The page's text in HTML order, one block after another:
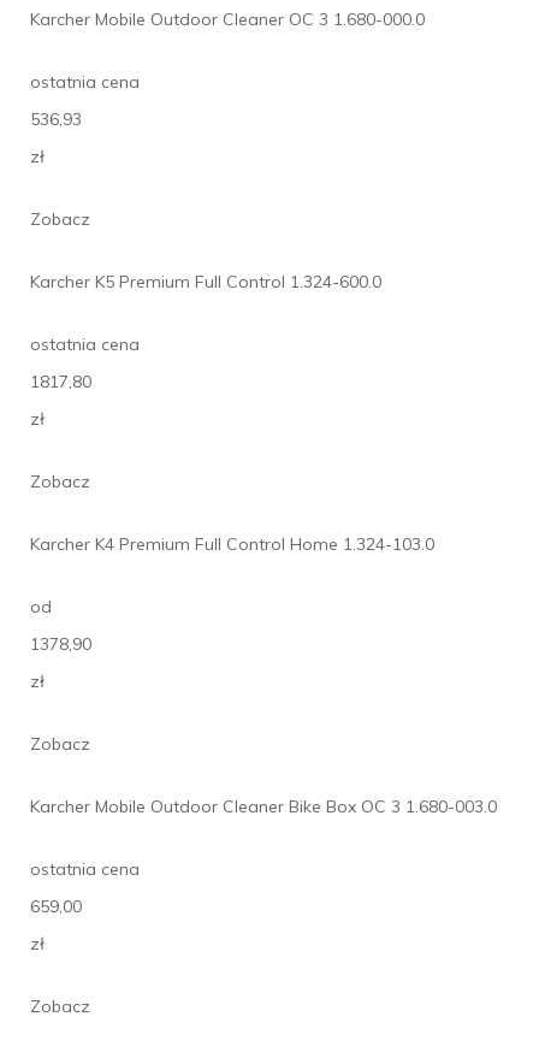
Karcher Mobile Outdoor Cleaner OC 3 1.680-000.0
ostatnia cena
536,93
zł
Zobacz
Karcher K5 Premium Full Control 1.324-600.0
ostatnia cena
1817,80
zł
Zobacz
Karcher K4 Premium Full Control Home 1.324-103.0
od
1378,90
zł
Zobacz
Karcher Mobile Outdoor Cleaner Bike Box OC 3 1.680-003.0
ostatnia cena
659,00
zł
Zobacz